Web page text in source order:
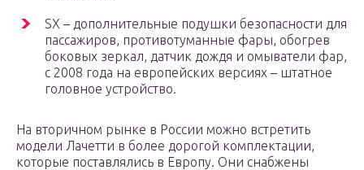
SX – дополнительные подушки безопасности для
пассажиров, противотуманные фары, обогрев
боковых зеркал, датчик дождя и омыватели фар,
с 2008 года на европейских версиях – штатное
головное устройство.
На вторичном рынке в России можно встретить
модели Лачетти в более дорогой комплектации,
которые поставлялись в Европу. Они снабжены